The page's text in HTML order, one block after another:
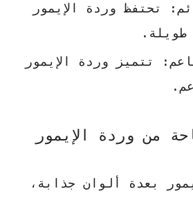
تحتفظ وردة الإيمور
طويلة.
تتميز وردة الإيمور
من وردة الإيمور
بعدة ألوان جذابة،